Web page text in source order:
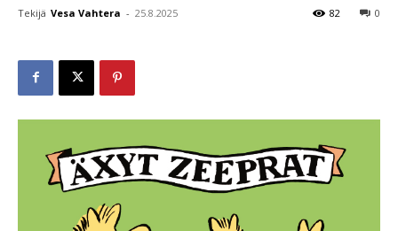
Tekijä Vesa Vahtera - 25.8.2025 0
82